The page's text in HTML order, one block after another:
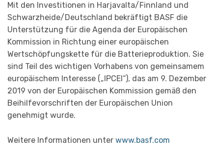
Mit den Investitionen in Harjavalta/Finnland und
Schwarzheide/Deutschland bekräftigt BASF die
Unterstützung für die Agenda der Europäischen
Kommission in Richtung einer europäischen
Wertschöpfungskette für die Batterieproduktion. Sie
sind Teil des wichtigen Vorhabens von gemeinsamem
europäischem Interesse („IPCEI“), das am 9. Dezember
2019 von der Europäischen Kommission gemäß den
Beihilfevorschriften der Europäischen Union
genehmigt wurde.
Weitere Informationen unter www.basf.com